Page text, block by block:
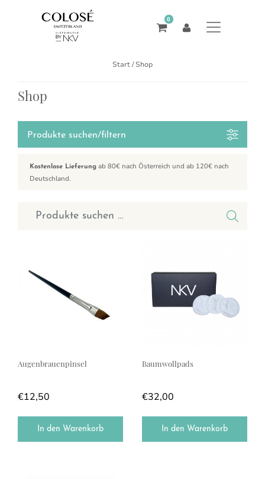
0
Start/ Shop
Shop
Produkte suchen/filtern
Kostenlose Lieferung ab 80€ nach Österreich und ab 120€ nach
Deutschland.
Suchen nach:
Augenbrauenpinsel
€12,50
In den Warenkorb
Baumwollpads
€32,00
In den Warenkorb